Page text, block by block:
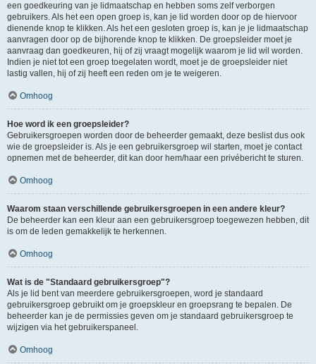
een goedkeuring van je lidmaatschap en hebben soms zelf verborgen
gebruikers. Als het een open groep is, kan je lid worden door op de hiervoor
dienende knop te klikken. Als het een gesloten groep is, kan je je lidmaatschap
aanvragen door op de bijhorende knop te klikken. De groepsleider moet je
aanvraag dan goedkeuren, hij of zij vraagt mogelijk waarom je lid wil worden.
Indien je niet tot een groep toegelaten wordt, moet je de groepsleider niet
lastig vallen, hij of zij heeft een reden om je te weigeren.
Omhoog
Hoe word ik een groepsleider?
Gebruikersgroepen worden door de beheerder gemaakt, deze beslist dus ook
wie de groepsleider is. Als je een gebruikersgroep wil starten, moet je contact
opnemen met de beheerder, dit kan door hem/haar een privébericht te sturen.
Omhoog
Waarom staan verschillende gebruikersgroepen in een andere kleur?
De beheerder kan een kleur aan een gebruikersgroep toegewezen hebben, dit
is om de leden gemakkelijk te herkennen.
Omhoog
Wat is de "Standaard gebruikersgroep"?
Als je lid bent van meerdere gebruikersgroepen, word je standaard
gebruikersgroep gebruikt om je groepskleur en groepsrang te bepalen. De
beheerder kan je de permissies geven om je standaard gebruikersgroep te
wijzigen via het gebruikerspaneel.
Omhoog